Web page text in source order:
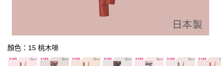
顏色：15 桃木啡